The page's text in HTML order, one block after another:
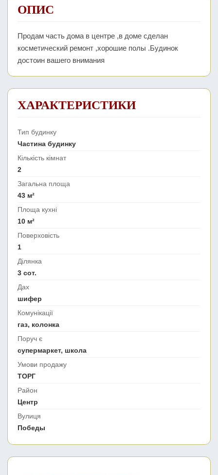
ОПИС
Продам часть дома в центре ,в доме сделан
косметический ремонт ,хорошие полы .Будинок
достоин вашего внимания
ХАРАКТЕРИСТИКИ
Тип будинку
Частина будинку
Кількість кімнат
2
Загальна площа
43 м²
Площа кухні
10 м²
Поверховість
1
Ділянка
3 сот.
Дах
шифер
Комунікації
газ, колонка
Поруч є
супермаркет, школа
Умови продажу
ТОРГ
Район
Центр
Вулиця
Победы